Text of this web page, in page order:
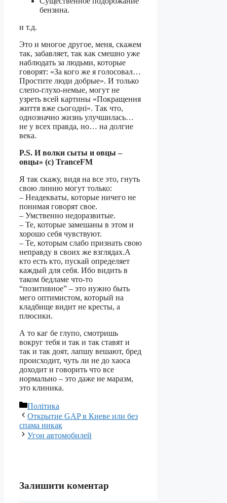
бензина.
и т.д.
Это и многое другое, меня, скажем
так, забавляет, так как смешно уже
наблюдать за людьми, которые
говорят: «За кого же я голосовал…
Простите люди добрые». И только
слепо-глухо-немые, могут не
узреть всей картины «Покращення
життя вже сьогодні». Так что,
однозначно жизнь улучшилась…
не у всех правда, но… на долгие
века.
P.S. И волки сыты и овцы –
овцы» (с) TranceFM
Я так скажу, видя на все это, гнуть
свою линию могут только:
– Неадекваты, которые ничего не
понимая говорят свое.
– Умственно недоразвитые.
– Те, которые замешаны в этом и
хорошо себя чувствуют.
– Те, которым слабо признать свою
неправду в своих же взглядах.А
кто есть кто, пускай определяет
каждый для себя. Ибо видить в
таком бедламе что-то
“позитивное” – это нужно быть
мего оптимистом, который на
кладбище видит не кресты, а
плюсики.
А то каг бе глупо, смотришь
вокруг тебя и так и так ставят и
так и так доят, лапшу вешают, бред
происходит, чуть ли не до хаоса
доходит и говорить что все
нормально – это даже не маразм,
это клиника.
Категорії
Політика
Открытие GAP в Киеве или без
спама никак
Угон автомобилей
Залишити коментар